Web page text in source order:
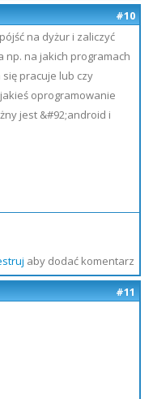
#10
na dyżur i zaliczyć
np. na jakich programach
pracuje lub czy
oprogramowanie
jest &#92;android i
aby dodać komentarz
#11